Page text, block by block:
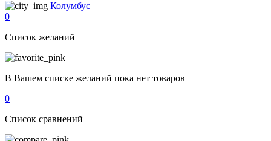
Колумбус
0
Список желаний
В Вашем списке желаний пока нет товаров
0
Список сравнений